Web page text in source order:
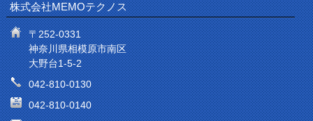
株式会社MEMOテクノス
〒252-0331
神奈川県相模原市南区
大野台1-5-2
042-810-0130
042-810-0140